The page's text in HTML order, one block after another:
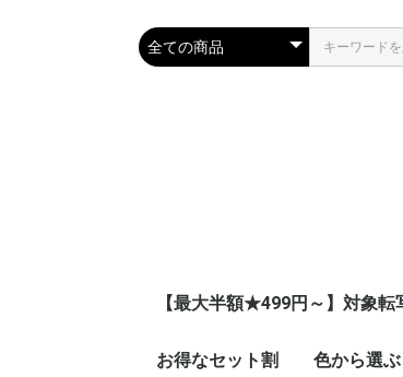
【最大半額★499円～】対象
お得なセット割 色から選ぶ